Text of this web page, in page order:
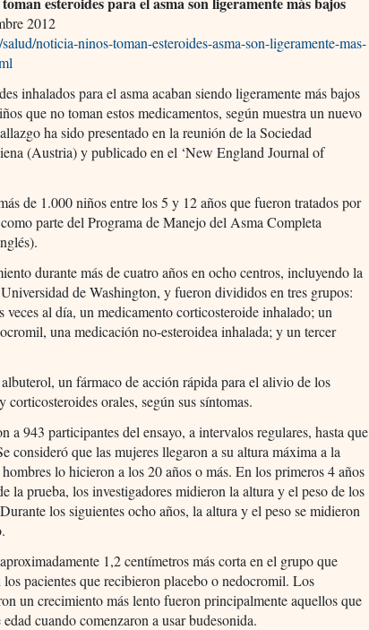
2012
noticia-ninos-toman-esteroides-asma-son-ligeramente-mas-
inhalados para el asma acaban siendo ligeramente más bajos
que no toman estos medicamentos, según muestra un nuevo
ha sido presentado en la reunión de la Sociedad
(Austria) y publicado en el ‘New England Journal of
de 1.000 niños entre los 5 y 12 años que fueron tratados por
parte del Programa de Manejo del Asma Completa
durante más de cuatro años en ocho centros, incluyendo la
de Washington, y fueron divididos en tres grupos:
veces al día, un medicamento corticosteroide inhalado; un
una medicación no-esteroidea inhalada; y un tercer
un fármaco de acción rápida para el alivio de los
corticosteroides orales, según sus síntomas.
a 943 participantes del ensayo, a intervalos regulares, hasta que
consideró que las mujeres llegaron a su altura máxima a la
lo hicieron a los 20 años o más. En los primeros 4 años
la prueba, los investigadores midieron la altura y el peso de los
los siguientes ocho años, la altura y el peso se midieron
1,2 centímetros más corta en el grupo que
pacientes que recibieron placebo o nedocromil. Los
un crecimiento más lento fueron principalmente aquellos que
cuando comenzaron a usar budesonida.